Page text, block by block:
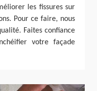
les fissures sur
Pour ce faire, nous
Faites confiance
votre façade